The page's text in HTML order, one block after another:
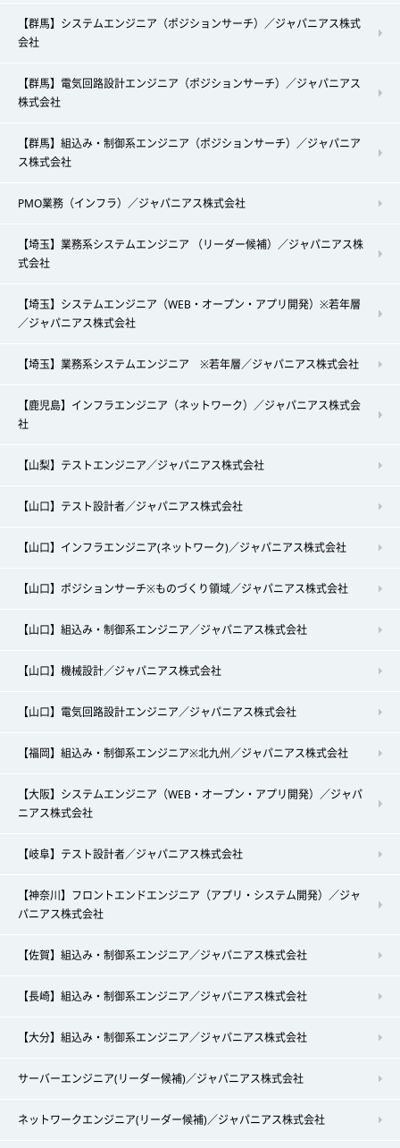
【群馬】システムエンジニア（ポジションサーチ）／ジャパニアス株式
会社
【群馬】電気回路設計エンジニア（ポジションサーチ）／ジャパニアス
株式会社
【群馬】組込み・制御系エンジニア（ポジションサーチ）／ジャパニア
ス株式会社
PMO業務（インフラ）／ジャパニアス株式会社
【埼玉】業務系システムエンジニア （リーダー候補）／ジャパニアス株
式会社
【埼玉】システムエンジニア（WEB・オープン・アプリ開発）※若年層
／ジャパニアス株式会社
【埼玉】業務系システムエンジニア ※若年層／ジャパニアス株式会社
【鹿児島】インフラエンジニア（ネットワーク）／ジャパニアス株式会
社
【山梨】テストエンジニア／ジャパニアス株式会社
【山口】テスト設計者／ジャパニアス株式会社
【山口】インフラエンジニア(ネットワーク)／ジャパニアス株式会社
【山口】ポジションサーチ※ものづくり領域／ジャパニアス株式会社
【山口】組込み・制御系エンジニア／ジャパニアス株式会社
【山口】機械設計／ジャパニアス株式会社
【山口】電気回路設計エンジニア／ジャパニアス株式会社
【福岡】組込み・制御系エンジニア※北九州／ジャパニアス株式会社
【大阪】システムエンジニア（WEB・オープン・アプリ開発）／ジャパ
ニアス株式会社
【岐阜】テスト設計者／ジャパニアス株式会社
【神奈川】フロントエンドエンジニア（アプリ・システム開発）／ジャ
パニアス株式会社
【佐賀】組込み・制御系エンジニア／ジャパニアス株式会社
【長崎】組込み・制御系エンジニア／ジャパニアス株式会社
【大分】組込み・制御系エンジニア／ジャパニアス株式会社
サーバーエンジニア(リーダー候補)／ジャパニアス株式会社
ネットワークエンジニア(リーダー候補)／ジャパニアス株式会社